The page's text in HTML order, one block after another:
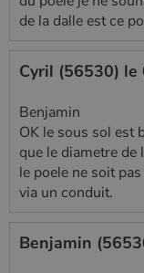
de la dalle est ce
Cyril (56530) le
Benjamin
OK le sous sol est
que le diametre
le poele ne soit
via un conduit.
Benjamin